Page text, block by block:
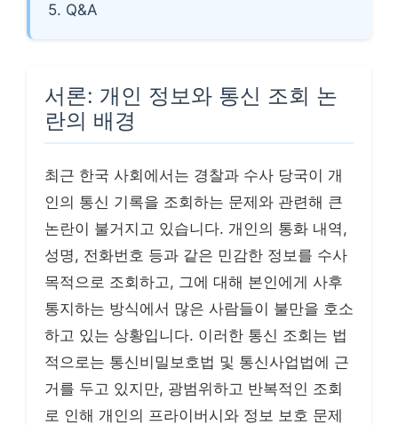
5. Q&A
서론: 개인 정보와 통신 조회 논
란의 배경
최근 한국 사회에서는 경찰과 수사 당국이 개
인의 통신 기록을 조회하는 문제와 관련해 큰
논란이 불거지고 있습니다. 개인의 통화 내역,
성명, 전화번호 등과 같은 민감한 정보를 수사
목적으로 조회하고, 그에 대해 본인에게 사후
통지하는 방식에서 많은 사람들이 불만을 호소
하고 있는 상황입니다. 이러한 통신 조회는 법
적으로는 통신비밀보호법 및 통신사업법에 근
거를 두고 있지만, 광범위하고 반복적인 조회
로 인해 개인의 프라이버시와 정보 보호 문제